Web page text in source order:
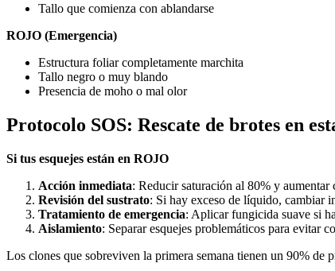
Tallo que comienza con ablandarse
ROJO (Emergencia)
Estructura foliar completamente marchita
Tallo negro o muy blando
Presencia de moho o mal olor
Protocolo SOS: Rescate de brotes en
Si tus esquejes están en ROJO
Acción inmediata: Reducir saturación al 80% y aumentar
Revisión del sustrato: Si hay exceso de líquido, cambiar
Tratamiento de emergencia: Aplicar fungicida suave si
Aislamiento: Separar esquejes problemáticos para evitar
Los clones que sobreviven la primera semana tienen un 90% de